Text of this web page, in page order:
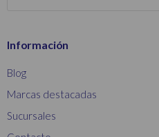
Información
Blog
Marcas destacadas
Sucursales